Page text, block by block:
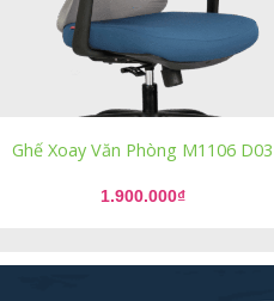
Ghế Xoay Văn Phòng M1106 D03
1.900.000₫